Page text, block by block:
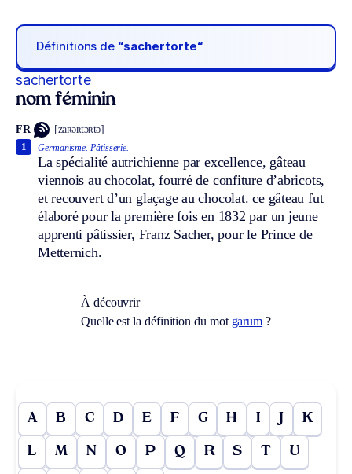
Définitions de “sachertorte“
sachertorte
nom féminin
FR [zaʀəʀtɔʀtə]
Germanisme. Pâtisserie.
La spécialité autrichienne par excellence, gâteau
viennois au chocolat, fourré de confiture d’abricots,
et recouvert d’un glaçage au chocolat. ce gâteau fut
élaboré pour la première fois en 1832 par un jeune
apprenti pâtissier, Franz Sacher, pour le Prince de
Metternich.
1
À découvrir
Quelle est la définition du mot garum ?
A B C D E F G H I J K
L M N O P Q R S T U